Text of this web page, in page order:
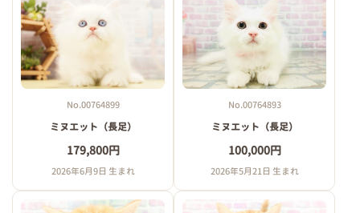
No.00764899
ミヌエット（長足）
179,800円
2026年6月9日 生まれ
No.00764893
ミヌエット（長足）
100,000円
2026年5月21日 生まれ